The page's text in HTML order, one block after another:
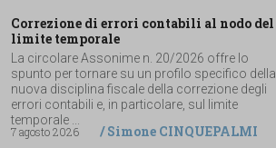
Correzione di errori contabili al nodo del
limite temporale
La circolare Assonime n. 20/2026 offre lo
spunto per tornare su un profilo specifico della
nuova disciplina fiscale della correzione degli
errori contabili e, in particolare, sul limite
temporale ...
7 agosto 2026
/Simone CINQUEPALMI